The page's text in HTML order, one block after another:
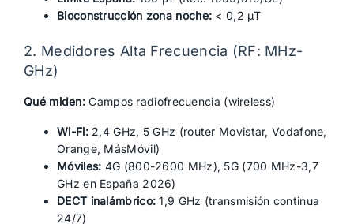
Bioconstrucción zona noche: < 0,2 µT
2. Medidores Alta Frecuencia (RF: MHz-
GHz)
Qué miden: Campos radiofrecuencia (wireless)
Wi-Fi:2,4 GHz, 5 GHz (router Movistar, Vodafone,
Orange, MásMóvil)
Móviles: 4G (800-2600 MHz), 5G (700 MHz-3,7
GHz en España 2026)
DECT inalámbrico: 1,9 GHz (transmisión continua
24/7)